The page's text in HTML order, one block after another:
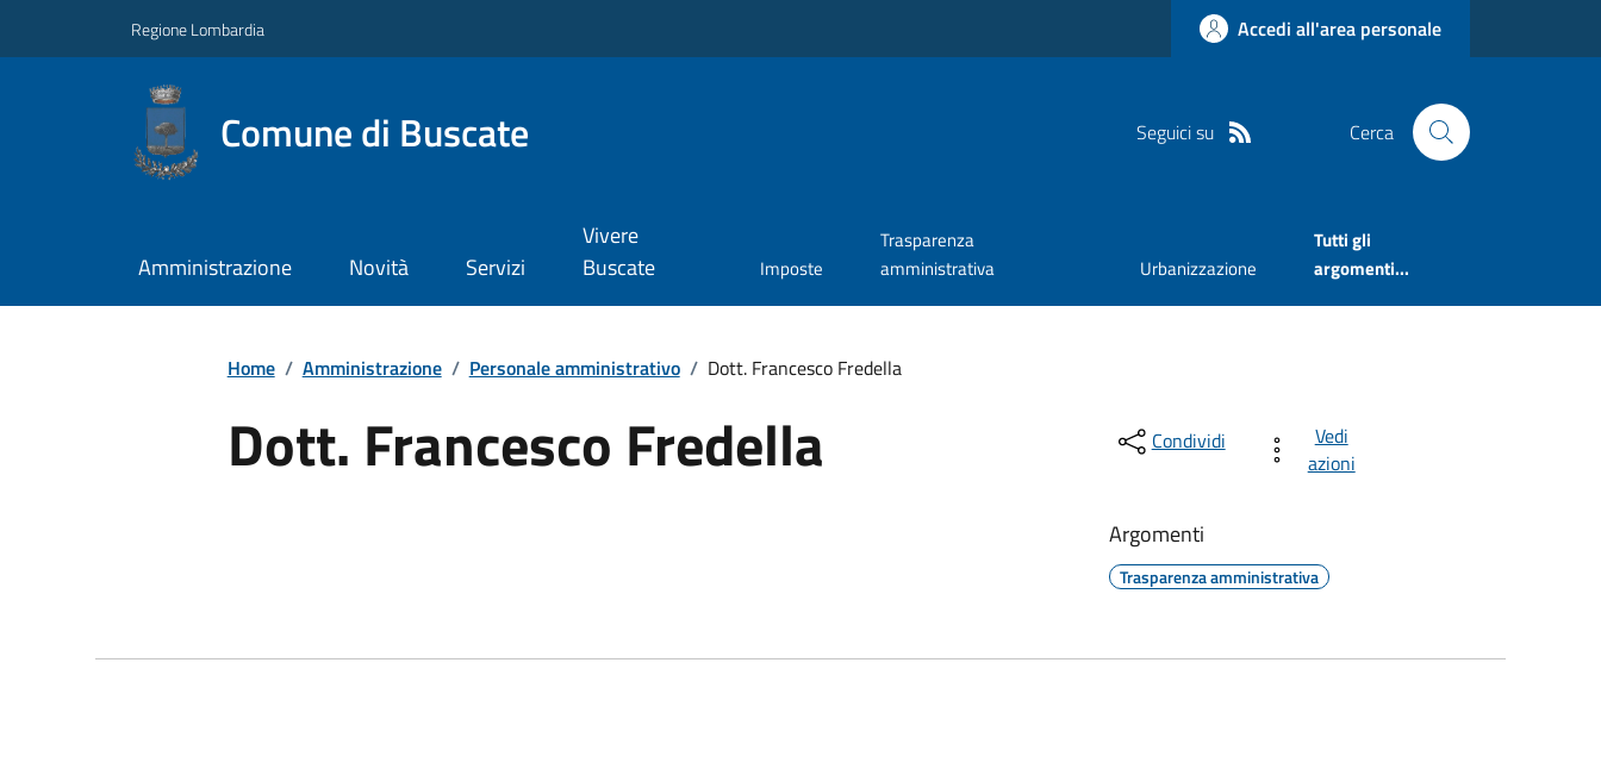
Regione Lombardia Accedi all'area personale
Comune di Buscate Seguici su Cerca
Amministrazione Novità Servizi
Vivere
Buscate
Imposte
Trasparenza
amministrativa
Urbanizzazione
Tutti gli
argomenti...
Home / Amministrazione / Personale amministrativo / Dott. Francesco Fredella
Dott. Francesco Fredella Condividi
Vedi
azioni
Argomenti
Trasparenza amministrativa